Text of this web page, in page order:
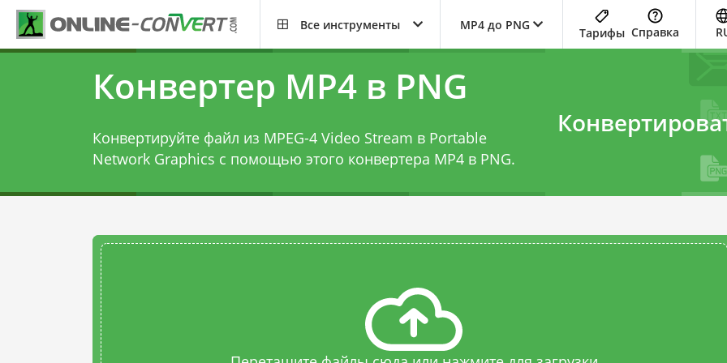
Все инструменты MP4 до PNG
Тарифы Справка
Конвертер MP4 в PNG
Конвертируйте файл из MPEG-4 Video Stream в Portable
Network Graphics с помощью этого конвертера MP4 в PNG.